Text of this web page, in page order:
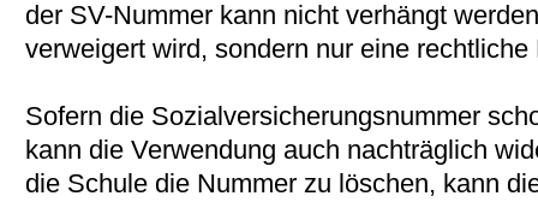
der SV-Nummer kann nicht verhängt
verweigert wird, sondern nur eine
Sofern die Sozialversicherungsnummer
kann die Verwendung auch nachträglich
die Schule die Nummer zu löschen, kann